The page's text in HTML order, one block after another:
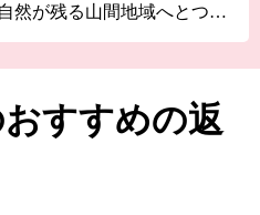
然が残る山間地域へとつな
すすめの返